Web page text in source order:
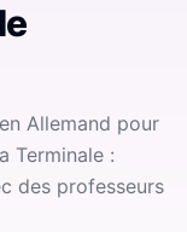
Allemand pour
Terminale :
des professeurs